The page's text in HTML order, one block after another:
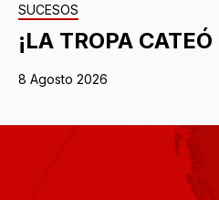
SUCESOS
¡LA TROPA
8 Agosto 2026